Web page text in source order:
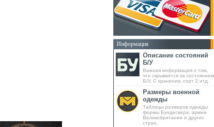
Информация
Описание состояний
Б/У
Важная информация о том,
что скрывается за состоянием
Б/У, С хранения, сорт 2 итд.
Размеры военной
одежды
Таблицы размеров одежды
формы Бундесвера, армии
Великобритании и других
стран.